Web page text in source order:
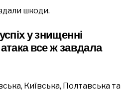
шкоди.
у знищенні
все ж завдала
Київська, Полтавська та